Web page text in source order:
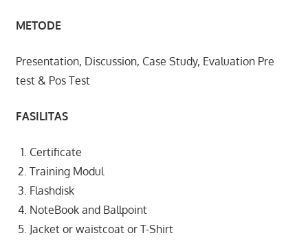
METODE
Presentation, Discussion, Case Study, Evaluation Pre
test & Pos Test
FASILITAS
Certificate
Training Modul
Flashdisk
NoteBook and Ballpoint
Jacket or waistcoat or T-Shirt